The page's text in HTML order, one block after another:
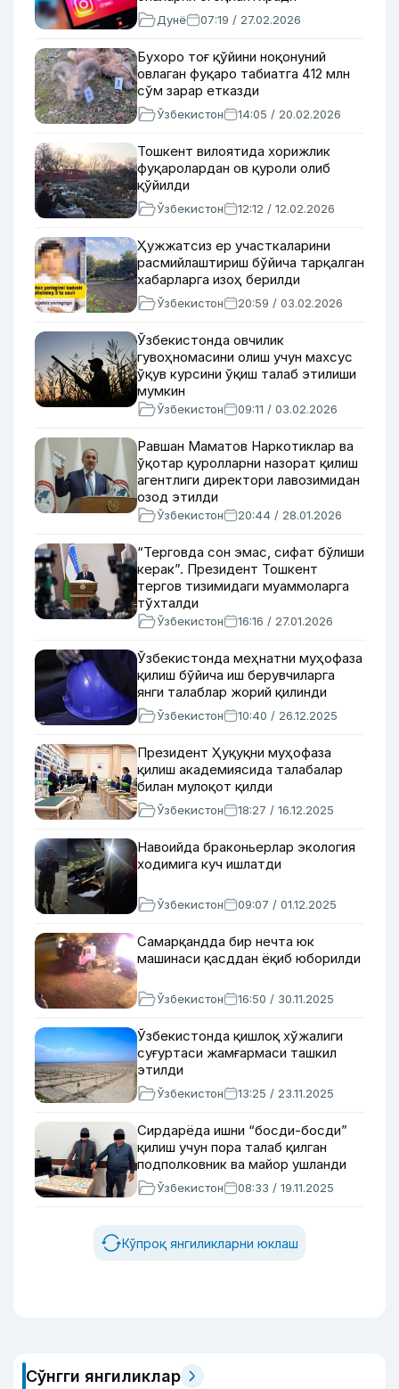
Дунё 07:19 / 27.02.2026
Бухоро тоғ қўйини ноқонуний
овлаган фуқаро табиатга 412 млн
сўм зарар етказди
Ўзбекистон 14:05 / 20.02.2026
Тошкент вилоятида хорижлик
фуқаролардан ов қуроли олиб
қўйилди
Ўзбекистон 12:12 / 12.02.2026
Ҳужжатсиз ер участкаларини
расмийлаштириш бўйича тарқалган
хабарларга изоҳ берилди
Ўзбекистон 20:59 / 03.02.2026
Ўзбекистонда овчилик
гувоҳномасини олиш учун махсус
ўқув курсини ўқиш талаб этилиши
мумкин
Ўзбекистон 09:11 / 03.02.2026
Равшан Маматов Наркотиклар ва
ўқотар қуролларни назорат қилиш
агентлиги директори лавозимидан
озод этилди
Ўзбекистон 20:44 / 28.01.2026
“Терговда сон эмас, сифат бўлиши
керак”. Президент Тошкент
тергов тизимидаги муаммоларга
тўхталди
Ўзбекистон 16:16 / 27.01.2026
Ўзбекистонда меҳнатни муҳофаза
қилиш бўйича иш берувчиларга
янги талаблар жорий қилинди
Ўзбекистон 10:40 / 26.12.2025
Президент Ҳуқуқни муҳофаза
қилиш академиясида талабалар
билан мулоқот қилди
Ўзбекистон 18:27 / 16.12.2025
Навоийда браконьерлар экология
ходимига куч ишлатди
Ўзбекистон 09:07 / 01.12.2025
Самарқандда бир нечта юк
машинаси қасддан ёқиб юборилди
Ўзбекистон 16:50 / 30.11.2025
Ўзбекистонда қишлоқ хўжалиги
суғуртаси жамғармаси ташкил
этилди
Ўзбекистон 13:25 / 23.11.2025
Сирдарёда ишни “босди-босди”
қилиш учун пора талаб қилган
подполковник ва майор ушланди
Ўзбекистон 08:33 / 19.11.2025
Кўпроқ янгиликларни юклаш
Сўнгги янгиликлар